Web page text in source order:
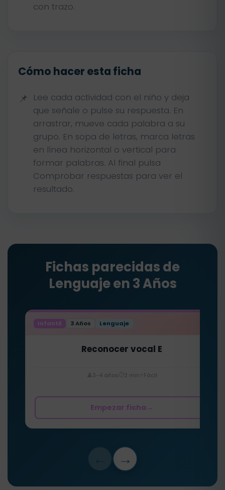
con trazo.
Cómo hacer esta ficha
Lee cada actividad con el niño y deja
que señale o pulse su respuesta. En
arrastrar, mueve cada palabra a su
grupo. En sopa de letras, marca letras
en línea horizontal o vertical para
formar palabras. Al final pulsa
Comprobar respuestas para ver el
resultado.
Fichas parecidas de
Lenguaje en 3 Años
Infantil 3 Años Lenguaje
Reconocer vocal E
3-4 años 2 min Fácil
Empezar ficha →
→